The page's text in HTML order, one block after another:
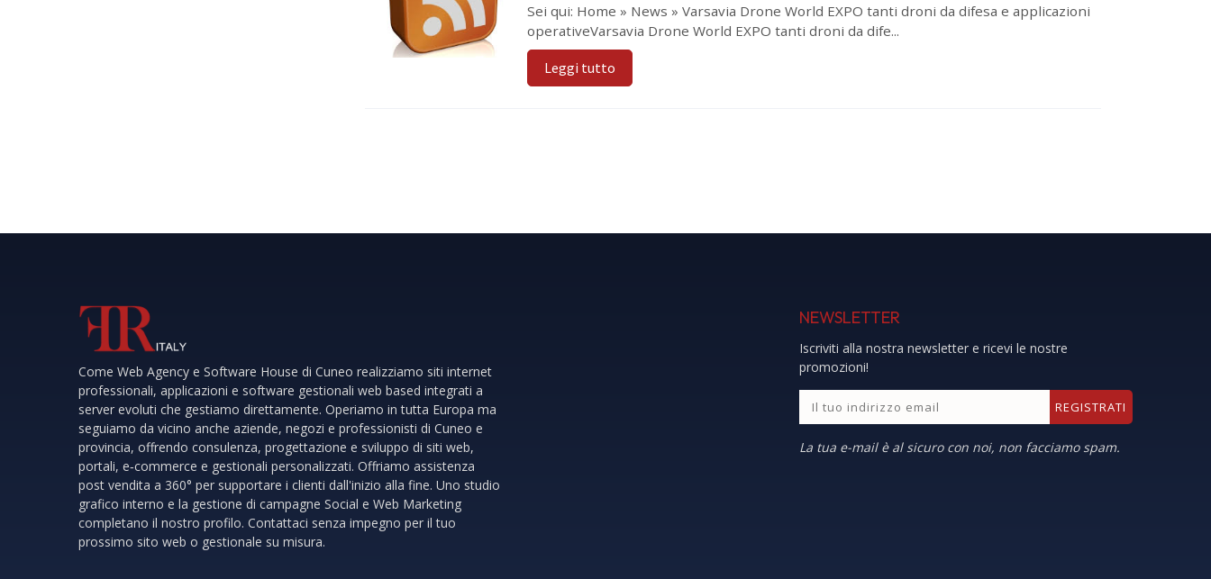
Sei qui: Home » News » Varsavia Drone World EXPO tanti droni da difesa e applicazioni
operativeVarsavia Drone World EXPO tanti droni da dife...
Leggi tutto
Come Web Agency e Software House di Cuneo realizziamo siti internet
professionali, applicazioni e software gestionali web based integrati a
server evoluti che gestiamo direttamente. Operiamo in tutta Europa ma
seguiamo da vicino anche aziende, negozi e professionisti di Cuneo e
provincia, offrendo consulenza, progettazione e sviluppo di siti web,
portali, e‑commerce e gestionali personalizzati. Offriamo assistenza
post vendita a 360° per supportare i clienti dall'inizio alla fine. Uno studio
grafico interno e la gestione di campagne Social e Web Marketing
completano il nostro profilo. Contattaci senza impegno per il tuo
prossimo sito web o gestionale su misura.
NEWSLETTER
Iscriviti alla nostra newsletter e ricevi le nostre
promozioni!
La tua e-mail è al sicuro con noi, non facciamo spam.